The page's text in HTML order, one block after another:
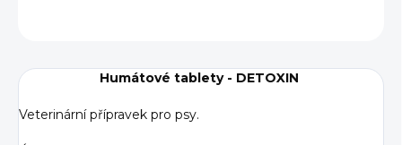
Humátové tablety - DETOXIN
Veterinární přípravek pro psy.